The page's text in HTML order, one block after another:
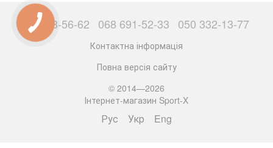
063 503-56-62 068 691-52-33 050 332-13-77
Контактна інформація
Повна версія сайту
© 2014—2026
Інтернет-магазин Sport-X
Рус Укр Eng